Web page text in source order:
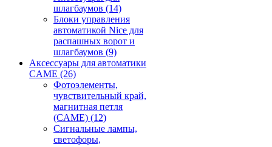
шлагбаумов (14)
Блоки управления
автоматикой Nice для
распашных ворот и
шлагбаумов (9)
Аксессуары для автоматики
CAME (26)
Фотоэлементы,
чувствительный край,
магнитная петля
(CAME) (12)
Сигнальные лампы,
светофоры,